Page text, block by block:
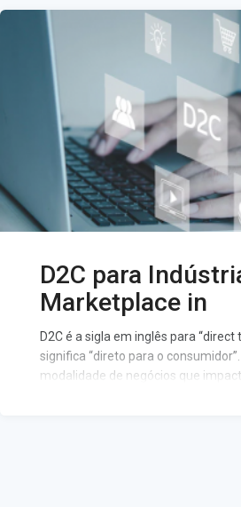
D2C para
Marketplace in
D2C é a sigla em inglês para “direct
significa “direto para o
modalidade de negócios que